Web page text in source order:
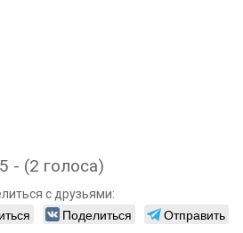
- (2 голоса)
с друзьями:
Поделиться
Отправить